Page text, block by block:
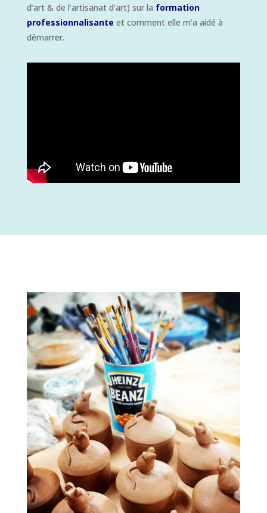
d’art & de l’artisanat d’art) sur la formation
professionnalisante et comment elle m’a aidé à
démarrer.